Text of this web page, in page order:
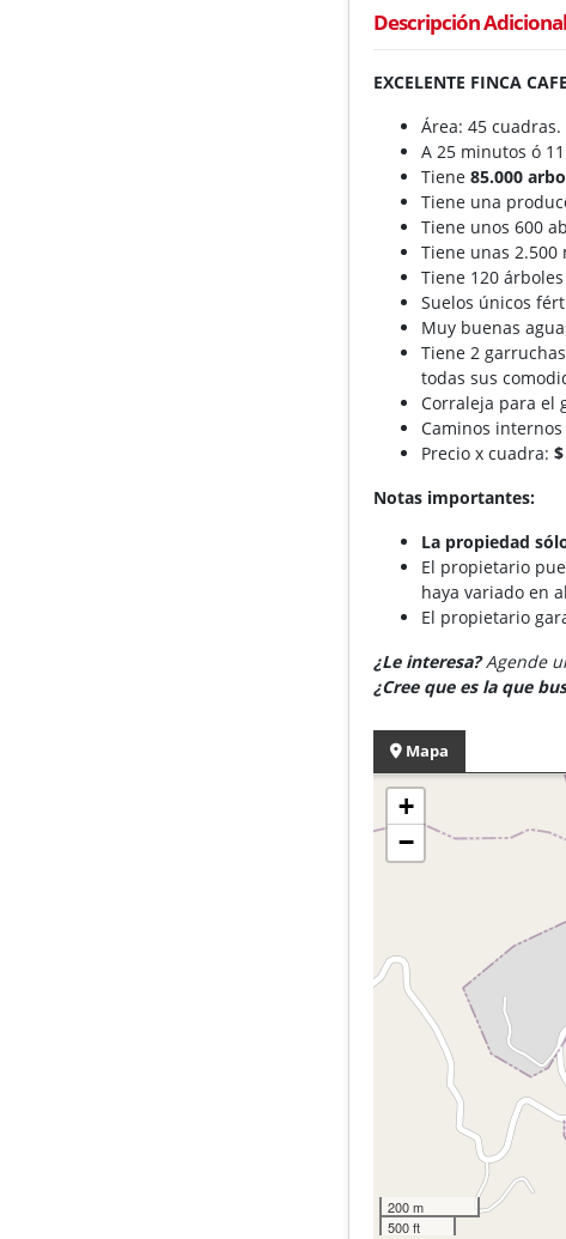
Descripción Adicional
EXCELENTE FINCA
Área: 45 cuadras.
A 25 minutos ó
Tiene85.000
Tiene una
Tiene unos 600
Tiene unas
Tiene 120
Suelos únicos
Muy buenas
Tiene 2
todas sus
Corraleja para el
Caminos internos
Precio x cuadra:
Notas importantes:
La propiedad
El propietario
haya variado en
El propietario
¿Le interesa?Agende
¿Cree que es la que
Mapa
+
−
200 m
500 ft